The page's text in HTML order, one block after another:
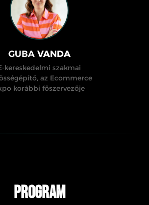
GUBA VANDA
kereskedelmi szakmai
az Ecommerce
korábbi főszervezője
Program